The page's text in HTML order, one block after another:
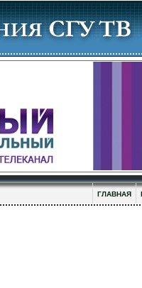
ГЛАВНАЯ